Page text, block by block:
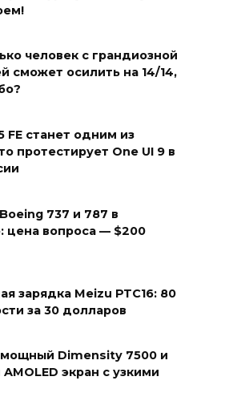
человек с грандиозной
сможет осилить на 14/14,
FE станет одним из
протестирует One UI 9 в
737 и 787 в
цена вопроса — $200
зарядка Meizu PTC16: 80
за 30 долларов
мощный Dimensity 7500 и
экран с узкими